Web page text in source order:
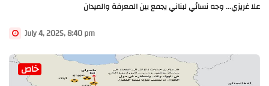
علا غريزي... وجه نسائي لبناني يجمع بين المعرفة والميدان
July 4, 2025, 8:40 pm
خاص